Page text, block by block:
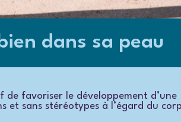
dans sa peau
de favoriser le développement d’une
et sans stéréotypes à l’égard du